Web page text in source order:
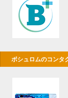
ボシュロムのコンタ